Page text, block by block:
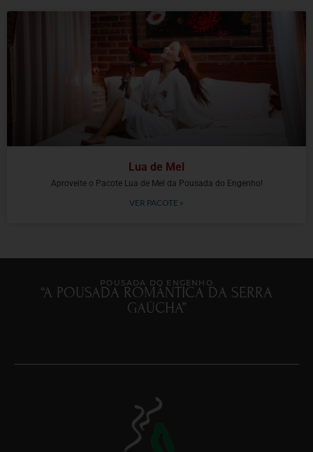
Lua de Mel
Aproveite o Pacote Lua de Mel da Pousada do Engenho!
VER PACOTE »
POUSADA DO ENGENHO
“A POUSADA ROMÂNTICA DA SERRA
GAÚCHA”